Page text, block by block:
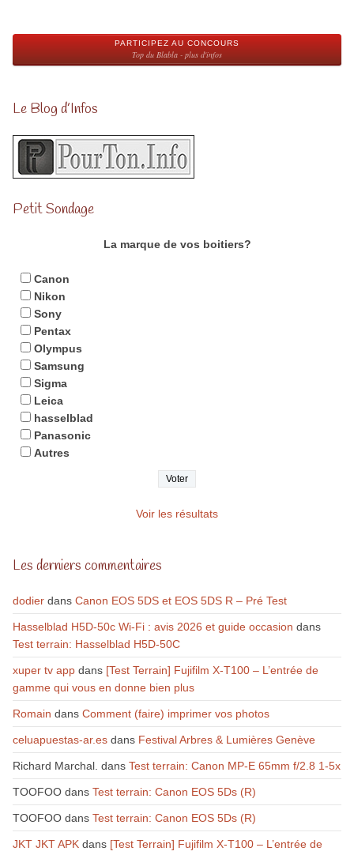
PARTICIPEZ AU CONCOURS
Top du Blabla - plus d'infos
Le Blog d’Infos
Petit Sondage
La marque de vos boitiers?
Canon
Nikon
Sony
Pentax
Olympus
Samsung
Sigma
Leica
hasselblad
Panasonic
Autres
Voir les résultats
Les derniers commentaires
dodierdans Canon EOS 5DS et EOS 5DS R – Pré Test
Hasselblad H5D-50c Wi-Fi : avis 2026 et guide occasion dans
Test terrain: Hasselblad H5D-50C
xuper tv appdans [Test Terrain] Fujifilm X-T100 – L’entrée de
gamme qui vous en donne bien plus
Romain dans Comment (faire) imprimer vos photos
celuapuestas-ar.esdans Festival Arbres & Lumières Genève
Richard Marchal. dans Test terrain: Canon MP-E 65mm f/2.8 1-5x
TOOFOOdans Test terrain: Canon EOS 5Ds (R)
TOOFOOdans Test terrain: Canon EOS 5Ds (R)
JKT JKT APKdans [Test Terrain] Fujifilm X-T100 – L’entrée de